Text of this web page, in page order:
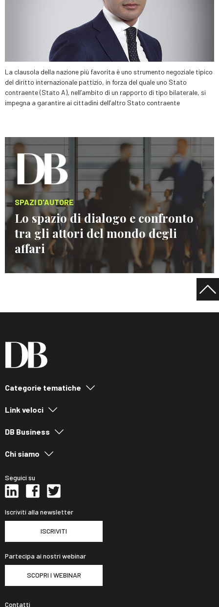
La clausola della nazione più favorita è uno strumento negoziale tipico
del diritto internazionale pattizio, in forza del quale uno Stato
contraente (Stato A), nell’ambito di un rapporto di tipo bilaterale, si
impegna a garantire ai cittadini dell’altro Stato contraente
SPAZI D'AUTORE
Lo spazio di dialogo e confronto
tra gli attori del mondo degli
affari
Categorie tematiche
Link veloci
DB Business
Chi siamo
Seguici su
Iscriviti alla newsletter
ISCRIVITI
Partecipa ai nostri webinar
SCOPRI I WEBINAR
Contatti